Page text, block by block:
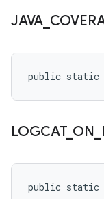
JAVA
public
LOGCAT_ ON
public